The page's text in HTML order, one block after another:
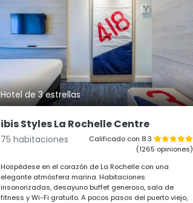
Hotel de 3 estrellas
ibis Styles La Rochelle Centre
75 habitaciones
Calificado con 8.3
(1265 opiniones)
Hospédese en el corazón de La Rochelle con una
elegante atmósfera marina. Habitaciones
insonorizadas, desayuno buffet generoso, sala de
fitness y Wi-Fi gratuito. A pocos pasos del puerto viejo,